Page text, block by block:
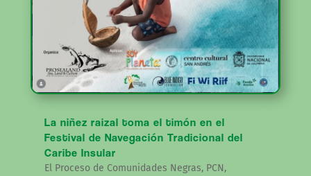
La niñez raizal toma el timón en el
Festival de Navegación Tradicional del
Caribe Insular
El Proceso de Comunidades Negras, PCN,